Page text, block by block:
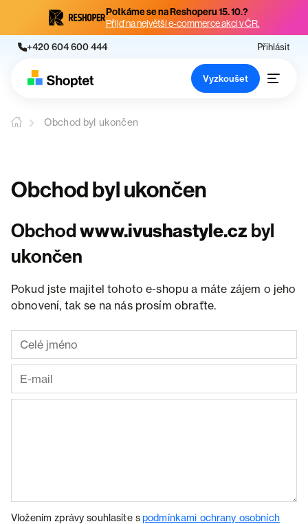
Potkáme se na Reshoperu 15. 10.?
Přijď na největší e-commerce akci v ČR.
+420 604 600 444 Přihlásit
Vyzkoušet
Obchod byl ukončen
Obchod byl ukončen
Obchodwww.ivushastyle.cz byl
ukončen
Pokud jste majitel tohoto e-shopu a máte zájem o jeho
obnovení, tak se na nás prosím obraťte.
Vložením zprávy souhlasíte spodmínkami ochrany osobních